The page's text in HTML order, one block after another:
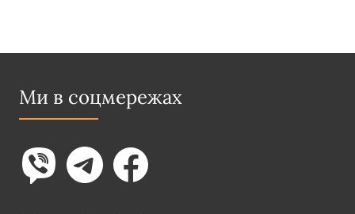
Ми в соцмережах